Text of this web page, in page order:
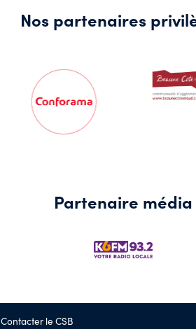
Nos partenaires
Partenaire média
Contacter le CSB